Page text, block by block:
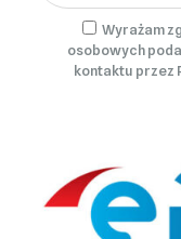
Wyrażam
osobowych
kontaktu przez